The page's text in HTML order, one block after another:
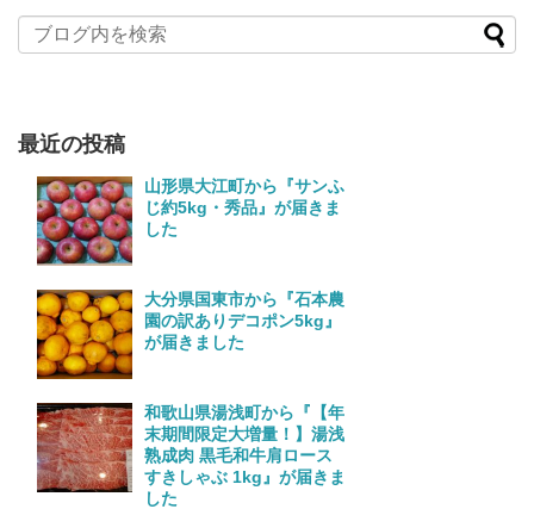
最近の投稿
山形県大江町から『サンふ
じ約5kg・秀品』が届きま
した
大分県国東市から『石本農
園の訳ありデコポン5kg』
が届きました
和歌山県湯浅町から『【年
末期間限定大増量！】湯浅
熟成肉 黒毛和牛肩ロース
すきしゃぶ 1kg』が届きま
した